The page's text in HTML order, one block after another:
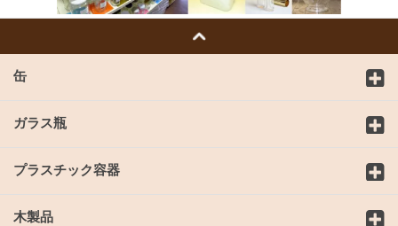
缶
ガラス瓶
プラスチック容器
木製品